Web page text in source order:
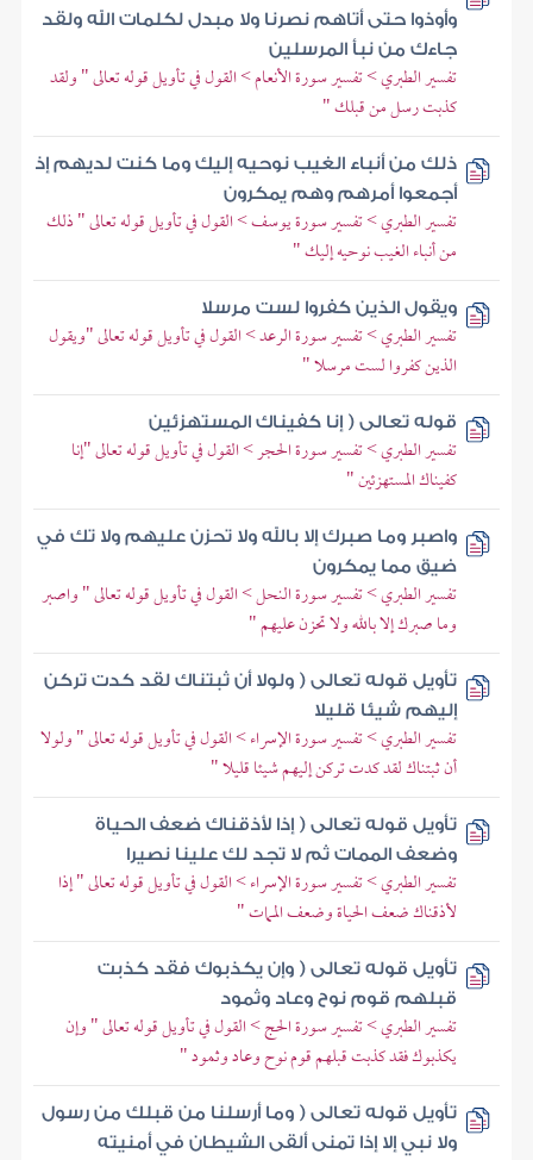
وأوذوا حتى أتاهم نصرنا ولا مبدل لكلمات الله ولقد
جاءك من نبأ المرسلين
تفسير الطبري > تفسير سورة الأنعام > القول في تأويل قوله تعالى " ولقد
كذبت رسل من قبلك "
ذلك من أنباء الغيب نوحيه إليك وما كنت لديهم إذ
أجمعوا أمرهم وهم يمكرون
تفسير الطبري > تفسير سورة يوسف > القول في تأويل قوله تعالى " ذلك
من أنباء الغيب نوحيه إليك "
ويقول الذين كفروا لست مرسلا
تفسير الطبري > تفسير سورة الرعد > القول في تأويل قوله تعالى "ويقول
الذين كفروا لست مرسلا "
قوله تعالى ( إنا كفيناك المستهزئين
تفسير الطبري > تفسير سورة الحجر > القول في تأويل قوله تعالى "إنا
كفيناك المستهزئين "
واصبر وما صبرك إلا بالله ولا تحزن عليهم ولا تك في
ضيق مما يمكرون
تفسير الطبري > تفسير سورة النحل > القول في تأويل قوله تعالى " واصبر
وما صبرك إلا بالله ولا تحزن عليهم "
تأويل قوله تعالى ( ولولا أن ثبتناك لقد كدت تركن
إليهم شيئا قليلا
تفسير الطبري > تفسير سورة الإسراء > القول في تأويل قوله تعالى " ولولا
أن ثبتناك لقد كدت تركن إليهم شيئا قليلا "
تأويل قوله تعالى ( إذا لأذقناك ضعف الحياة
وضعف الممات ثم لا تجد لك علينا نصيرا
تفسير الطبري > تفسير سورة الإسراء > القول في تأويل قوله تعالى " إذا
لأذقناك ضعف الحياة وضعف الممات "
تأويل قوله تعالى ( وإن يكذبوك فقد كذبت
قبلهم قوم نوح وعاد وثمود
تفسير الطبري > تفسير سورة الحج > القول في تأويل قوله تعالى " وإن
يكذبوك فقد كذبت قبلهم قوم نوح وعاد وثمود "
تأويل قوله تعالى ( وما أرسلنا من قبلك من رسول
ولا نبي إلا إذا تمنى ألقى الشيطان في أمنيته